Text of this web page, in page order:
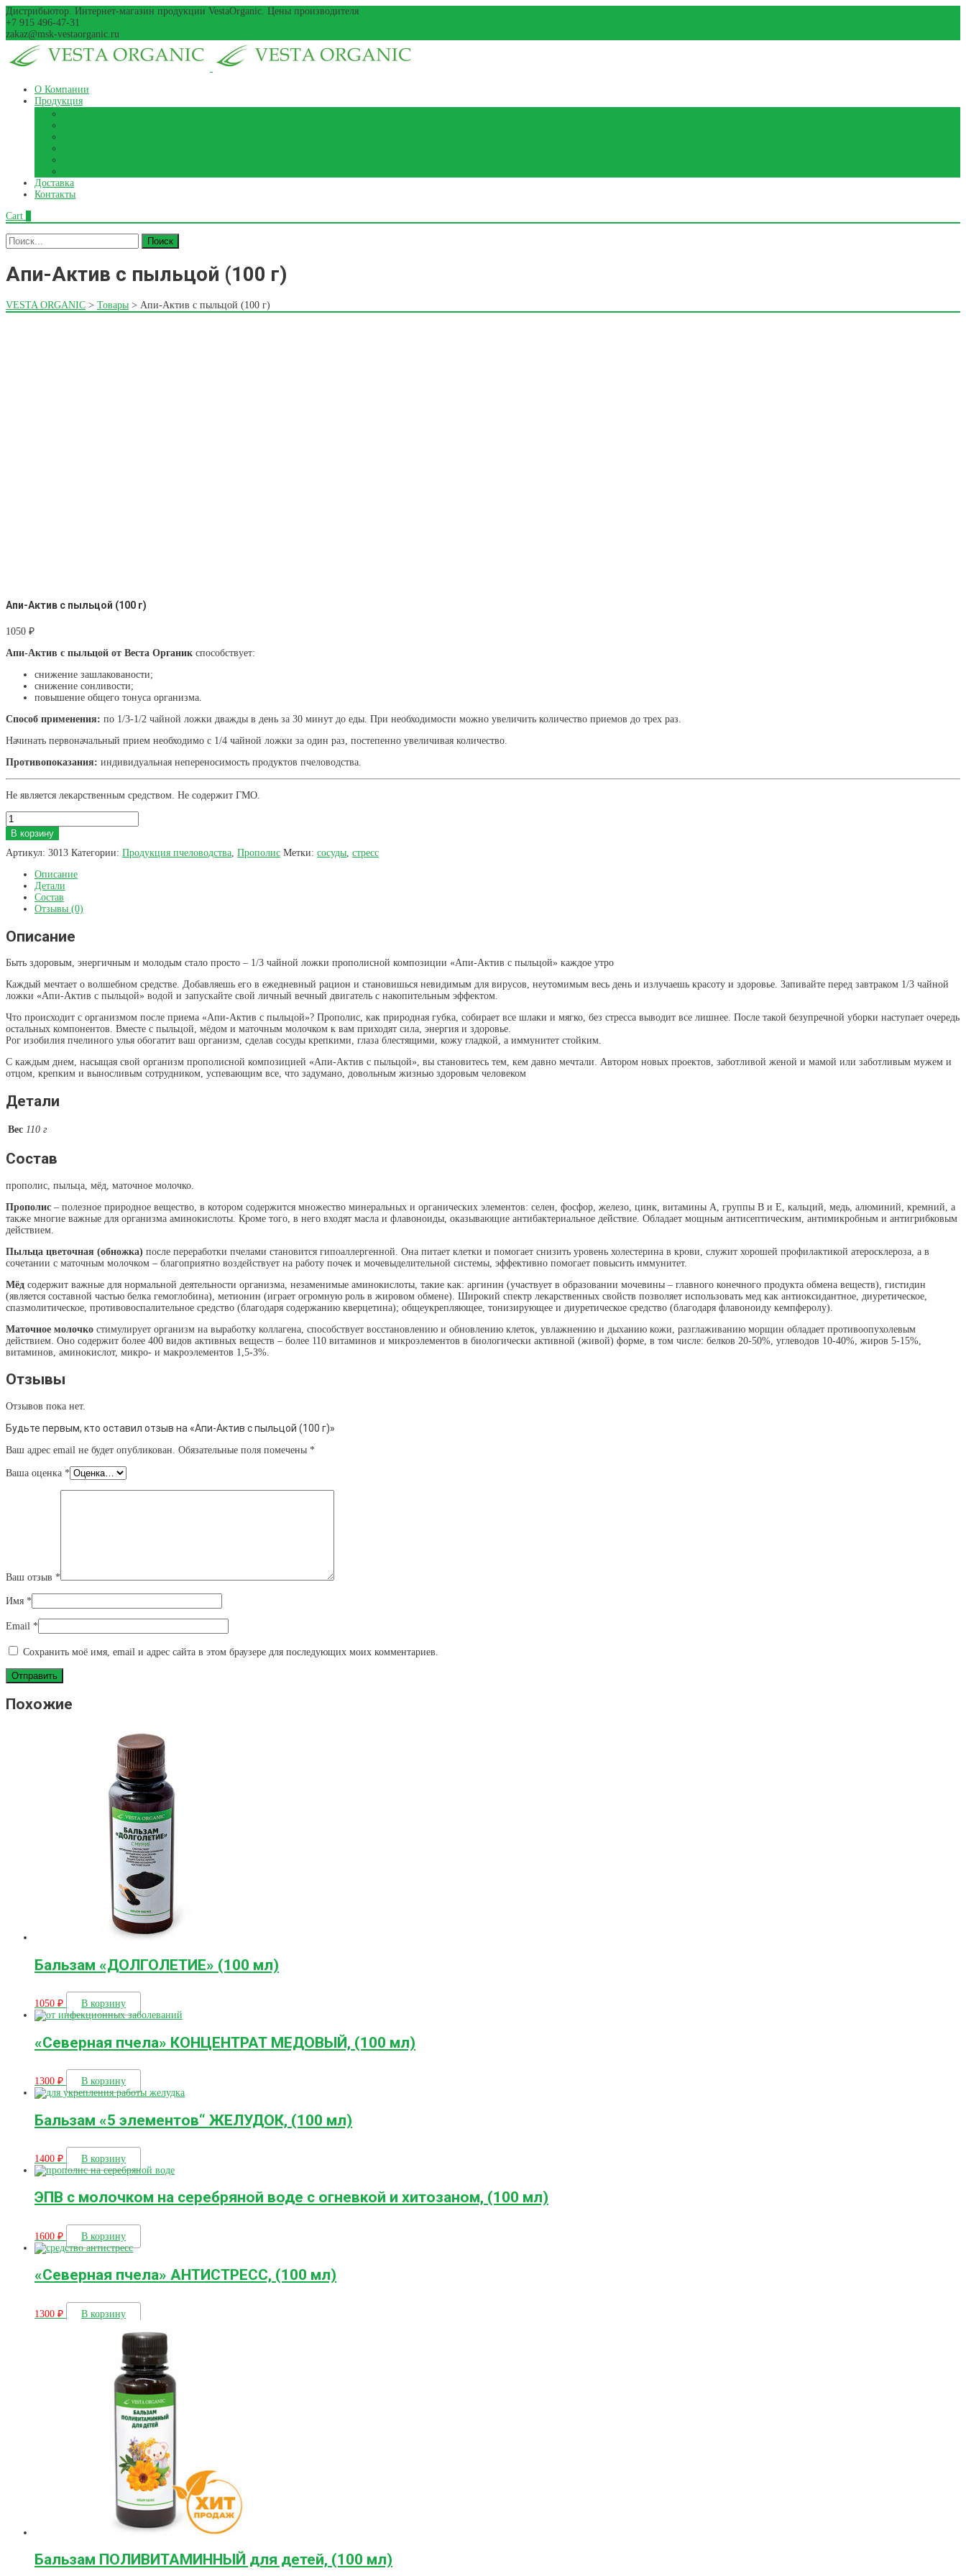
Дистрибьютор. Интернет-магазин продукции VestaOrganic. Цены производителя
+7 915 496-47-31
zakaz@msk-vestaorganic.ru
Перейти
содержанию
О Компании
Продукция
Доставка
Контакты
Cart
Поиск
для:
Апи-Актив с пыльцой (100 г)
VESTA ORGANIC > Товары > Апи-Актив с пыльцой (100 г)
Апи-Актив с пыльцой (100 г)
1050 ₽
Апи-Актив с пыльцой от Веста Органик способствует:
снижение зашлакованости;
снижение сонливости;
повышение общего тонуса организма.
Способ применения: по 1/3-1/2 чайной ложки дважды в день за 30 минут до еды. При необходимости можно увеличить количество приемов до трех раз.
Начинать первоначальный прием необходимо с 1/4 чайной ложки за один раз, постепенно увеличивая количество.
Противопоказания: индивидуальная непереносимость продуктов пчеловодства.
Не является лекарственным средством. Не содержит ГМО.
Количество
товара
Апи-
Актив
пыльцой
В корзину
Артикул: 3013 Категории: Продукция пчеловодства, Прополис Метки: сосуды, стресс
Описание
Детали
Состав
Отзывы (0)
Описание
Быть здоровым, энергичным и молодым стало просто – 1/3 чайной ложки прополисной композиции «Апи-Актив с пыльцой» каждое утро
Каждый мечтает о волшебном средстве. Добавляешь его в ежедневный рацион и становишься невидимым для вирусов, неутомимым весь день и излучаешь красоту и здоровье. Запивайте перед завтраком 1/3 чайной
ложки «Апи-Актив с пыльцой» водой и запускайте свой личный вечный двигатель с накопительным эффектом.
Что происходит с организмом после приема «Апи-Актив с пыльцой»? Прополис, как природная губка, собирает все шлаки и мягко, без стресса выводит все лишнее. После такой безупречной уборки наступает очередь
остальных компонентов. Вместе с пыльцой, мёдом и маточным молочком к вам приходят сила, энергия и здоровье.
Рог изобилия пчелиного улья обогатит ваш организм, сделав сосуды крепкими, глаза блестящими, кожу гладкой, а иммунитет стойким.
С каждым днем, насыщая свой организм прополисной композицией «Апи-Актив с пыльцой», вы становитесь тем, кем давно мечтали. Автором новых проектов, заботливой женой и мамой или заботливым мужем и
отцом, крепким и выносливым сотрудником, успевающим все, что задумано, довольным жизнью здоровым человеком
Детали
Вес 110 г
Состав
прополис, пыльца, мёд, маточное молочко.
Прополис – полезное природное вещество, в котором содержится множество минеральных и органических элементов: селен, фосфор, железо, цинк, витамины А, группы В и Е, кальций, медь, алюминий, кремний, а
также многие важные для организма аминокислоты. Кроме того, в него входят масла и флавоноиды, оказывающие антибактериальное действие. Обладает мощным антисептическим, антимикробным и антигрибковым
действием.
Пыльца цветочная (обножка) после переработки пчелами становится гипоаллергенной. Она питает клетки и помогает снизить уровень холестерина в крови, служит хорошей профилактикой атеросклероза, а в
сочетании с маточным молочком – благоприятно воздействует на работу почек и мочевыделительной системы, эффективно помогает повысить иммунитет.
Мёд содержит важные для нормальной деятельности организма, незаменимые аминокислоты, такие как: аргинин (участвует в образовании мочевины – главного конечного продукта обмена веществ), гистидин
(является составной частью белка гемоглобина), метионин (играет огромную роль в жировом обмене). Широкий спектр лекарственных свойств позволяет использовать мед как антиоксидантное, диуретическое,
спазмолитическое, противовоспалительное средство (благодаря содержанию кверцетина); общеукрепляющее, тонизирующее и диуретическое средство (благодаря флавоноиду кемпферолу).
Маточное молочко стимулирует организм на выработку коллагена, способствует восстановлению и обновлению клеток, увлажнению и дыханию кожи, разглаживанию морщин обладает противоопухолевым
действием. Оно содержит более 400 видов активных веществ – более 110 витаминов и микроэлементов в биологически активной (живой) форме, в том числе: белков 20-50%, углеводов 10-40%, жиров 5-15%,
витаминов, аминокислот, микро- и макроэлементов 1,5-3%.
Отзывы
Отзывов пока нет.
Будьте первым, кто оставил отзыв на «Апи-Актив с пыльцой (100 г)»
Ваш адрес email не будет опубликован. Обязательные поля помечены *
Ваша оценка *
Ваш отзыв *
Имя *
Email *
Сохранить моё имя, email и адрес сайта в этом браузере для последующих моих комментариев.
Похожие
Бальзам «ДОЛГОЛЕТИЕ» (100 мл)
1050 ₽ В корзину
«Северная пчела» КОНЦЕНТРАТ МЕДОВЫЙ, (100 мл)
1300 ₽ В корзину
Бальзам «5 элементов“ ЖЕЛУДОК, (100 мл)
1400 ₽ В корзину
ЭПВ с молочком на серебряной воде с огневкой и хитозаном, (100 мл)
1600 ₽ В корзину
«Северная пчела» АНТИСТРЕСС, (100 мл)
1300 ₽ В корзину
Бальзам ПОЛИВИТАМИННЫЙ для детей, (100 мл)